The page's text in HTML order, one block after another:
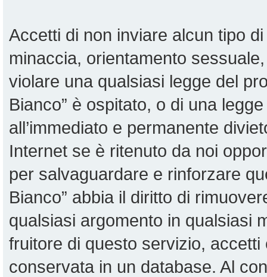
Accetti di non inviare alcun tipo
minaccia, orientamento
violare una qualsiasi legge del
Bianco” è ospitato, o di una
all’immediato e permanente
Internet se è ritenuto da noi
per salvaguardare e rinforzare
Bianco” abbia il diritto di
qualsiasi argomento in qualsiasi
fruitore di questo servizio,
conservata in un database. Al